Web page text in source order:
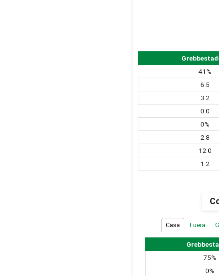
41%
6.5
3.2
0.0
0%
2.8
12.0
1.2
Casa Fuera
75%
0%